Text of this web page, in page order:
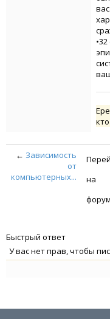
← Зависимость
от
компьютерных...
на
Быстрый ответ
У вас нет прав, чтобы